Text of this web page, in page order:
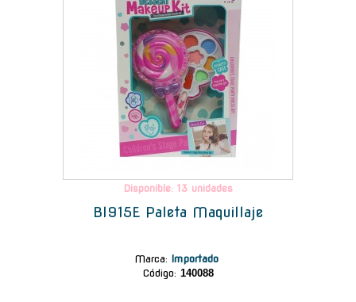
Disponible: 13 unidades
Bl915E Paleta Maquillaje
Marca: Importado
Código: 140088